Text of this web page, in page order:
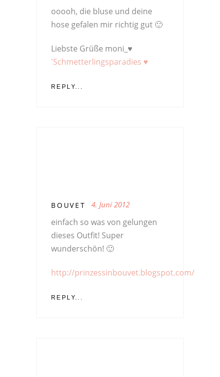
ooooh, die bluse und deine
hose gefalen mir richtig gut 🙂
Liebste Grüße moni_♥
'Schmetterlingsparadies ♥
REPLY...
BOUVET 4. Juni 2012
einfach so was von gelungen
dieses Outfit! Super
wunderschön! 🙂
http://prinzessinbouvet.blogspot.com/
REPLY...